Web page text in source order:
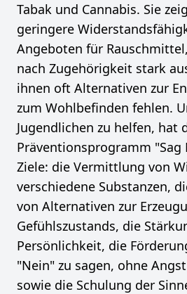
Tabak und Cannabis. Sie
geringere
Angeboten für
nach Zugehörigkeit stark
ihnen oft Alternativen zur
zum Wohlbefinden fehlen.
Jugendlichen zu helfen, hat
Präventionsprogramm
Ziele: die Vermittlung von
verschiedene Substanzen,
von Alternativen zur
Gefühlszustands, die
Persönlichkeit, die
"Nein" zu sagen, ohne
sowie die Schulung der